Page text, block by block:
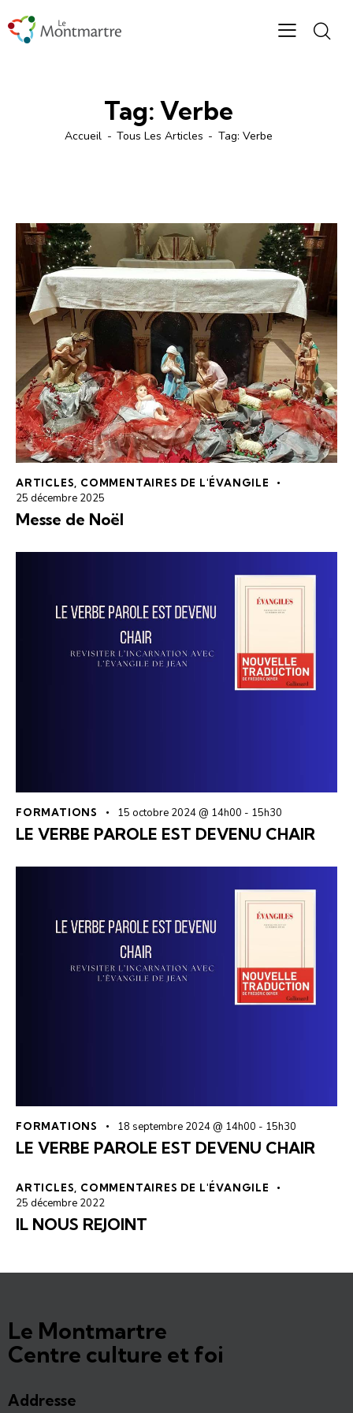
Tag: Verbe
Accueil Tous Les Articles Tag: Verbe
ARTICLES, COMMENTAIRES DE L'ÉVANGILE
25 décembre 2025
Messe de Noël
FORMATIONS 15 octobre 2024 @ 14h00 - 15h30
LE VERBE PAROLE EST DEVENU CHAIR
FORMATIONS 18 septembre 2024 @ 14h00 - 15h30
LE VERBE PAROLE EST DEVENU CHAIR
ARTICLES, COMMENTAIRES DE L'ÉVANGILE
25 décembre 2022
IL NOUS REJOINT
Le Montmartre
Centre culture et foi
Addresse